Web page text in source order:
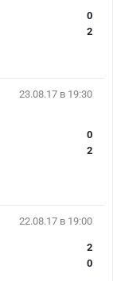
0
2
23.08.17 в 19:30
0
2
22.08.17 в 19:00
2
0